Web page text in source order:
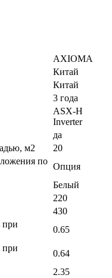
AXIOMA
Китай
Китай
3 года
ASX-H
Inverter
да
м2
20
по
Опция
Белый
220
430
при
0.65
при
0.64
2.35